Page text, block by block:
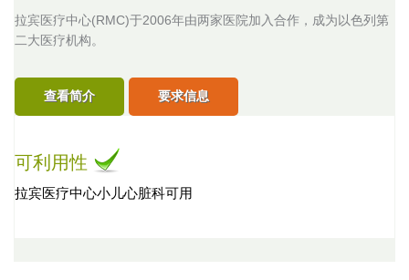
拉宾医疗中心(RMC)于2006年由两家医院加入合作，成为以色列第
二大医疗机构。
查看简介 要求信息
可利用性
拉宾医疗中心小儿心脏科可用